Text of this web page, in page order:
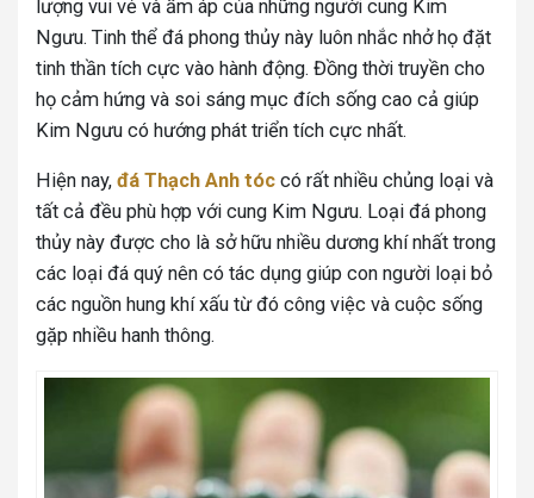
lượng vui vẻ và ấm áp của những người cung Kim
Ngưu. Tinh thể đá phong thủy này luôn nhắc nhở họ đặt
tinh thần tích cực vào hành động. Đồng thời truyền cho
họ cảm hứng và soi sáng mục đích sống cao cả giúp
Kim Ngưu có hướng phát triển tích cực nhất.
Hiện nay, đá Thạch Anh tóc có rất nhiều chủng loại và
tất cả đều phù hợp với cung Kim Ngưu. Loại đá phong
thủy này được cho là sở hữu nhiều dương khí nhất trong
các loại đá quý nên có tác dụng giúp con người loại bỏ
các nguồn hung khí xấu từ đó công việc và cuộc sống
gặp nhiều hanh thông.